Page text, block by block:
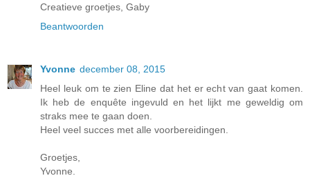
Creatieve groetjes, Gaby
Beantwoorden
Yvonne december 08, 2015
Heel leuk om te zien Eline dat het er echt van gaat komen.
Ik heb de enquête ingevuld en het lijkt me geweldig om
straks mee te gaan doen.
Heel veel succes met alle voorbereidingen.
Groetjes,
Yvonne.